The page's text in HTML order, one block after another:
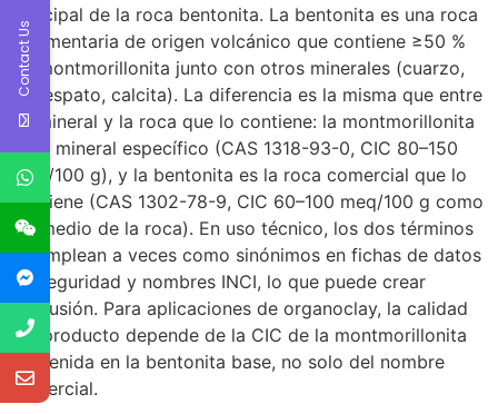
principal de la roca bentonita. La bentonita es una roca
sedimentaria de origen volcánico que contiene ≥50 %
de montmorillonita junto con otros minerales (cuarzo,
feldespato, calcita). La diferencia es la misma que entre
un mineral y la roca que lo contiene: la montmorillonita
es el mineral específico (CAS 1318-93-0, CIC 80–150
meq/100 g), y la bentonita es la roca comercial que lo
contiene (CAS 1302-78-9, CIC 60–100 meq/100 g como
promedio de la roca). En uso técnico, los dos términos
se emplean a veces como sinónimos en fichas de datos
de seguridad y nombres INCI, lo que puede crear
confusión. Para aplicaciones de organoclay, la calidad
del producto depende de la CIC de la montmorillonita
contenida en la bentonita base, no solo del nombre
comercial.
Contact Us